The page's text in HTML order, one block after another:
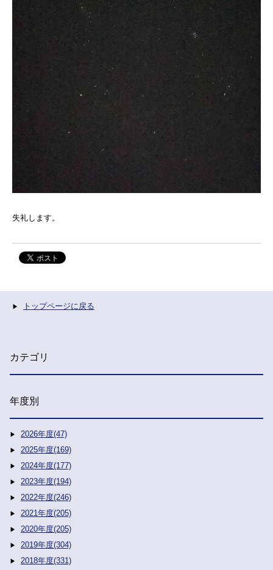
失礼します。
トップページに戻る
カテゴリ
年度別
2026年度(47)
2025年度(169)
2024年度(177)
2023年度(194)
2022年度(246)
2021年度(205)
2020年度(205)
2019年度(304)
2018年度(331)